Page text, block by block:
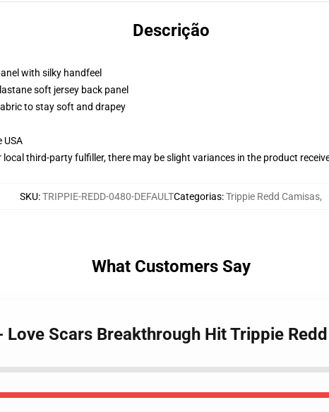
Descrição
with silky handfeel
soft jersey back panel
to stay soft and drapey
USA
third-party fulfiller, there may be slight variances in the product
SKU:TRIPPIE-REDD-0480-DEFAULTCategorias:Trippie Redd Camisas,
What Customers Say
Scars Breakthrough Hit Trippie